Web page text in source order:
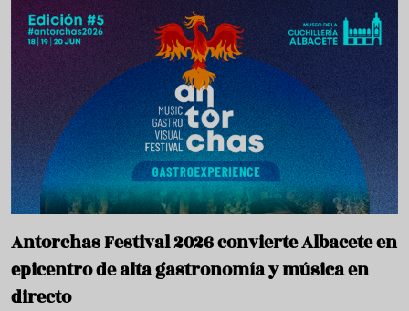
Antorchas Festival 2026 convierte Albacete en
epicentro de alta gastronomía y música en
directo